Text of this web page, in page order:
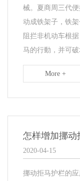
械。夏商周三代
动成铁架子，铁
阻拦非机动车根
马的行動，并可
More +
怎样增加挪动
2020-04-15
挪动拒马护栏的